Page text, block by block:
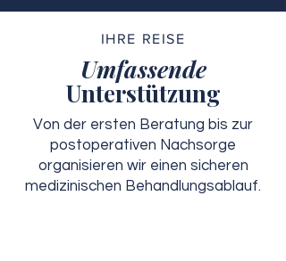
IHRE REISE
Umfassende
Unterstützung
Von der ersten Beratung bis zur
postoperativen Nachsorge
organisieren wir einen sicheren
medizinischen Behandlungsablauf.